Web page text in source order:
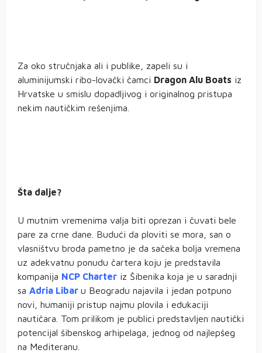
Za oko stručnjaka ali i publike, zapeli su i
aluminijumski ribo-lovački čamci Dragon Alu Boats iz
Hrvatske u smislu dopadljivog i originalnog pristupa
nekim nautičkim rešenjima.
Šta dalje?
U mutnim vremenima valja biti oprezan i čuvati bele
pare za crne dane. Budući da ploviti se mora, san o
vlasništvu broda pametno je da sačeka bolja vremena
uz adekvatnu ponudu čartera koju je predstavila
kompanija NCP Charter iz Šibenika koja je u saradnji
sa Adria Libar u Beogradu najavila i jedan potpuno
novi, humaniji pristup najmu plovila i edukaciji
nautičara. Tom prilikom je publici predstavljen nautički
potencijal šibenskog arhipelaga, jednog od najlepšeg
na Mediteranu.